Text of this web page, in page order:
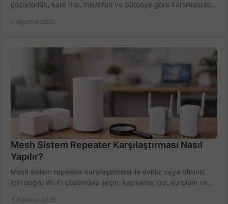
çözünürlük, kare hızı, mikrofon ve bütçeye göre karşılaştırıldı.
5 Ağustos 2026
Mesh Sistem Repeater Karşılaştırması Nasıl
Yapılır?
Mesh sistem repeater karşılaştırması ile eviniz veya ofisiniz
için doğru Wi-Fi çözümünü seçin; kapsama, hız, kurulum ve
3 Ağustos 2026